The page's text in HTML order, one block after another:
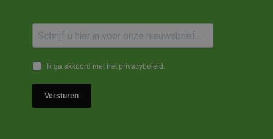
Ik ga akkoord met het privacybeleid.
Versturen